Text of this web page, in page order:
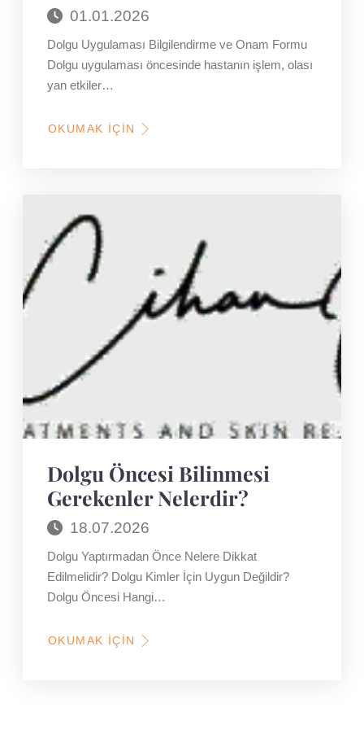
01.01.2026
Dolgu Uygulaması Bilgilendirme ve Onam Formu
Dolgu uygulaması öncesinde hastanın işlem, olası
yan etkiler…
OKUMAK İÇIN
HAKKINDA
FORMU
Dolgu Öncesi Bilinmesi
Gerekenler Nelerdir?
18.07.2026
Dolgu Yaptırmadan Önce Nelere Dikkat
Edilmelidir? Dolgu Kimler İçin Uygun Değildir?
Dolgu Öncesi Hangi…
OKUMAK İÇIN
HAKKINDA